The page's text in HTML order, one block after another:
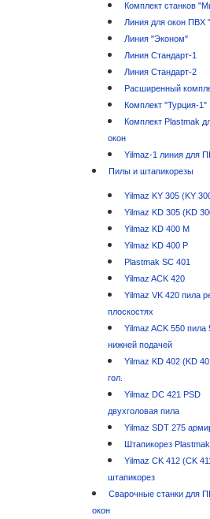
Комплект станков
Линия для окон ПВХ
Линия "Эконом"
Линия Стандарт-1
Линия Стандарт-2
Расширенный
Комплект "Турция-1"
Комплект Plastmak
окон
Yilmaz-1 линия для
Пилы и штапикорезы
Yilmaz KY 305 (KY
Yilmaz KD 305 (KD
Yilmaz KD 400 M
Yilmaz KD 400 P
Plastmak SC 401
Yilmaz ACK 420
Yilmaz VK 420 пила
плоскостях
Yilmaz ACK 550
нижней подачей
Yilmaz KD 402 (KD
гол.
Yilmaz DC 421 PSD
двухголовая пила
Yilmaz SDT 275
Штапикорез
Yilmaz CK 412 (CK
штапикорез
Сварочные станки для
окон